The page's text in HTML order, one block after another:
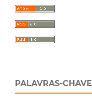
PALAVRAS-CHAVE